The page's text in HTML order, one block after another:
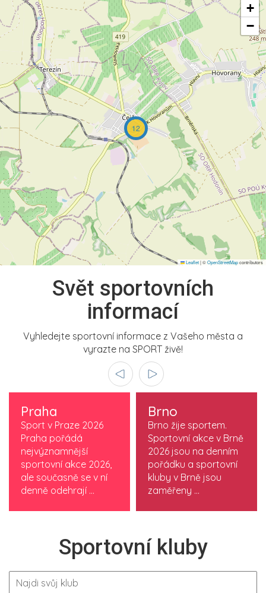
12
+
−
Leaflet|©OpenStreetMapcontributors
Svět sportovních
informací
Vyhledejte sportovní informace z Vašeho města a
vyrazte na SPORT živě!
Praha
Sport v Praze 2026
Praha pořádá
nejvýznamnější
sportovní akce 2026,
ale současně se v ní
denně odehrají ...
Brno
Brno žije sportem.
Sportovní akce v Brně
2026 jsou na denním
pořádku a sportovní
kluby v Brně jsou
zaměřeny ...
Sportovní kluby